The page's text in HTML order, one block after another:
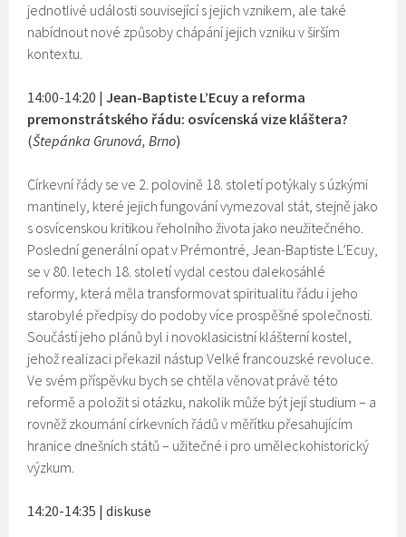
jednotlivé události související s jejich vznikem, ale také
nabídnout nové způsoby chápání jejich vzniku v širším
kontextu.
14:00-14:20 |Jean-Baptiste L’Ecuy a reforma
premonstrátského řádu: osvícenská vize kláštera?
(Štepánka Grunová, Brno)
Církevní řády se ve 2. polovině 18. století potýkaly s úzkými
mantinely, které jejich fungování vymezoval stát, stejně jako
s osvícenskou kritikou řeholního života jako neužitečného.
Poslední generální opat v Prémontré, Jean-Baptiste L’Ecuy,
se v 80. letech 18. století vydal cestou dalekosáhlé
reformy, která měla transformovat spiritualitu řádu i jeho
starobylé předpisy do podoby více prospěšné společnosti.
Součástí jeho plánů byl i novoklasicistní klášterní kostel,
jehož realizaci překazil nástup Velké francouzské revoluce.
Ve svém příspěvku bych se chtěla věnovat právě této
reformě a položit si otázku, nakolik může být její studium – a
rovněž zkoumání církevních řádů v měřítku přesahujícím
hranice dnešních států – užitečné i pro uměleckohistorický
výzkum.
14:20-14:35 | diskuse